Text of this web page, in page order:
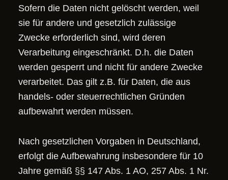
Sofern die Daten nicht gelöscht werden, weil
sie für andere und gesetzlich zulässige
Zwecke erforderlich sind, wird deren
Verarbeitung eingeschränkt. D.h. die Daten
werden gesperrt und nicht für andere Zwecke
verarbeitet. Das gilt z.B. für Daten, die aus
handels- oder steuerrechtlichen Gründen
aufbewahrt werden müssen.
Nach gesetzlichen Vorgaben in Deutschland,
erfolgt die Aufbewahrung insbesondere für 10
Jahre gemäß §§ 147 Abs. 1 AO, 257 Abs. 1 Nr.